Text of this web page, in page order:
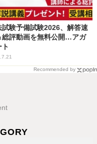
試験予備試験2026、解答速
総評動画を無料公開…アガ
ト
Recommended by